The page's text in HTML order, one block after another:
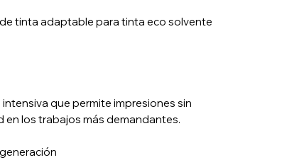
tinta adaptable para tinta eco solvente
que permite impresiones sin
los trabajos más demandantes.